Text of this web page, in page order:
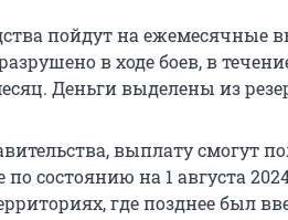
пойдут на ежемесячные
в ходе боев, в
Деньги выделены из
выплату смогут
состоянию на 1 августа
где позднее был